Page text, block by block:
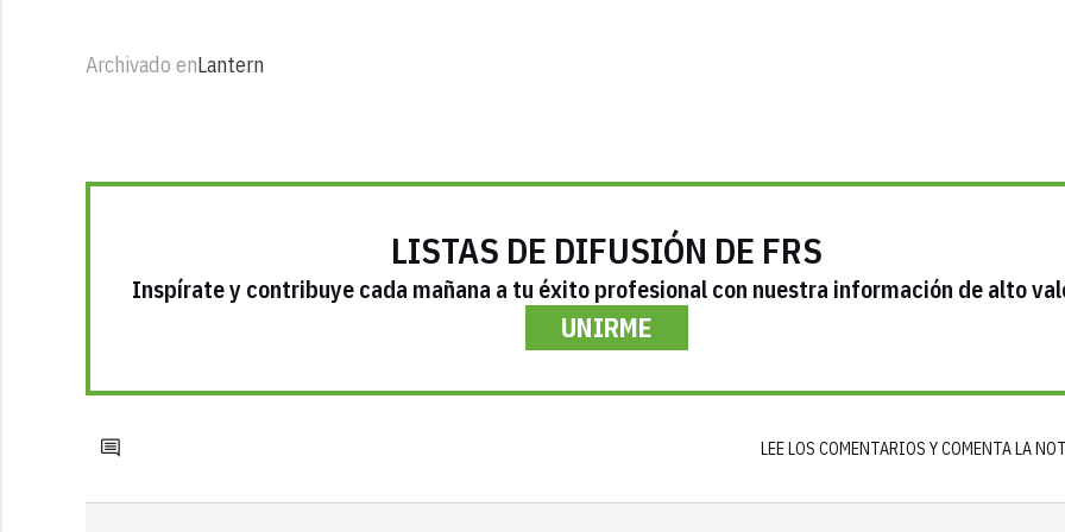
Archivado enLantern
LISTAS DE DIFUSIÓN DE FRS
Inspírate y contribuye cada mañana a tu éxito profesional con nuestra información de alto
UNIRME
LEE LOS COMENTARIOS Y COMENTA LA